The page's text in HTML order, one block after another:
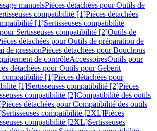
manuelsPièces détachées pour Outils de
compatibilité [1]Pièces détachées
[1]Sertisseuses compatibilité
Sertisseuses compatibilité [2]Outils de
détachées pour Outils de préparation de
de pressionPièces détachées pour Bouchons
de contrôleAccessoiresOutils pour
détachées pour Outils pour Geberit
compatibilité [1]Pièces détachées pour
[1]Sertisseuses compatibilité [2]Pièces
compatibilité [2]Compatibilité des outils
Pièces détachées pour Compatibilité des outils
Sertisseuses compatibilité [2XL]Pièces
compatibilité [2XL]Sertisseuses